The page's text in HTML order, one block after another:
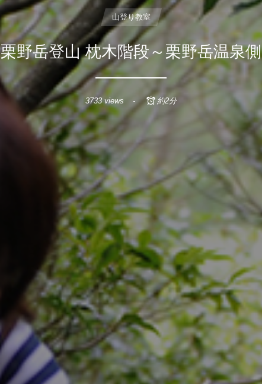
山登り教室
栗野岳登山 枕木階段～栗野岳温泉側
3733 views 約2分